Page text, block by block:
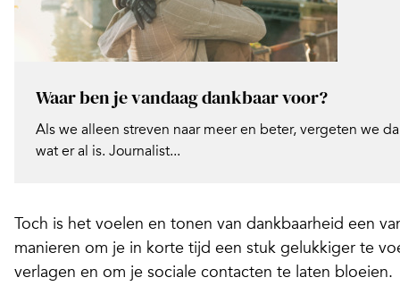
Waar ben je vandaag dankbaar voor?
Als we alleen streven naar meer en beter, vergeten we
wat er al is. Journalist...
Toch is het voelen en tonen van dankbaarheid een
manieren om je in korte tijd een stuk gelukkiger te
verlagen en om je sociale contacten te laten bloeien.